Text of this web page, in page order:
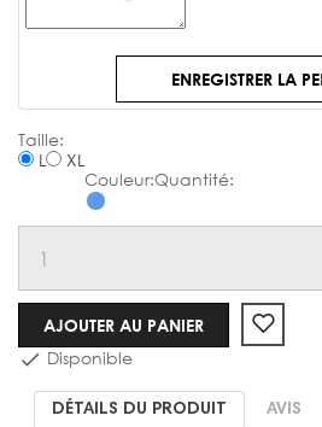
ENREGISTRER LA
Chemise
L XL
AJOUTER AU PANIER
 Disponible
DÉTAILS DU PRODUIT AVIS